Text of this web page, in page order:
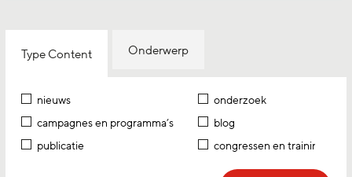
Type Content Onderwerp
nieuws
campagnes en programma’s
publicatie
onderzoek
blog
congressen en trainingen